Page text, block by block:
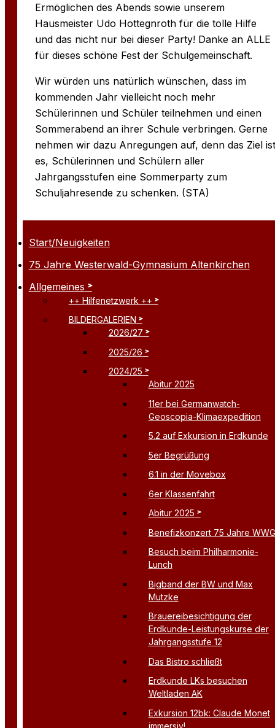
Start/Neuigkeiten
75 Jahre Westerwald-Gymnasium Altenkirchen
Allgemeines
++ Hilfenetzwerk ++
BILDERGALERIEN
2026/27
2025/26
2024/25
Abitur 2025
11er bei Germanwatch-
Geoscopia-Klimaexpedition
5.2 auf Exkursion in Erdkunde
5er Begrüßung
6.1 in der Movebox
6er Klassenfahrt
Abitur 2025
Benefizkonzert 75 Jahre WWG
Besuch beim Philharmonie-
Lunch
Bigband der BW und Max
Mutzke
Brauereibesichtigung der
Erdkunde-Leistungskurse der
Jahrgangsstufe 12
Das Bistro schließt
Erdkunde LKs besuchen
Weltladen AK
Exkursion 12bk: Claude Monet
immersiv!
Ermöglichen des Abends sowie unserem
Hausmeister Udo Hottegnroth für die tolle Hilfe
und das nicht nur bei dieser Party! Danke an ALLE
für dieses schöne Fest der Schulgemeinschaft.
Wir würden uns natürlich wünschen, dass im
kommenden Jahr vielleicht noch mehr
Schülerinnen und Schüler teilnehmen und einen
Sommerabend an ihrer Schule verbringen. Gerne
nehmen wir dazu Anregungen auf, denn das Ziel ist
es, Schülerinnen und Schülern aller
Jahrgangsstufen eine Sommerparty zum
Schuljahresende zu schenken. (STA)